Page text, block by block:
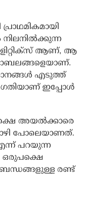
നിലനില്‍ക്കുന്ന
ആണ്, ആ
എടുത്ത്
ഇപ്പോള്‍
അയല്‍ക്കാരെ
പോലെയാണത്.
പറയുന്ന
ഒരുപക്ഷെ
രണ്ട്